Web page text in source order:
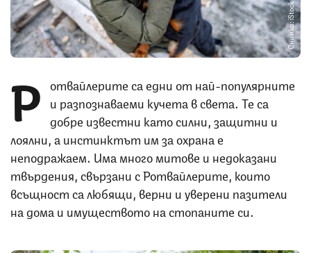
Снимка: iStock
Р отвайлерите са едни от най-популярните
и разпознаваеми кучета в света. Те са
добре известни като силни, защитни и
лоялни, а инстинктът им за охрана е
неподражаем. Има много митове и недоказани
твърдения, свързани с Ротвайлерите, които
всъщност са любящи, верни и уверени пазители
на дома и имуществото на стопаните си.